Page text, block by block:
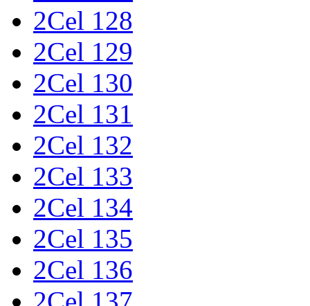
2Cel 128
2Cel 129
2Cel 130
2Cel 131
2Cel 132
2Cel 133
2Cel 134
2Cel 135
2Cel 136